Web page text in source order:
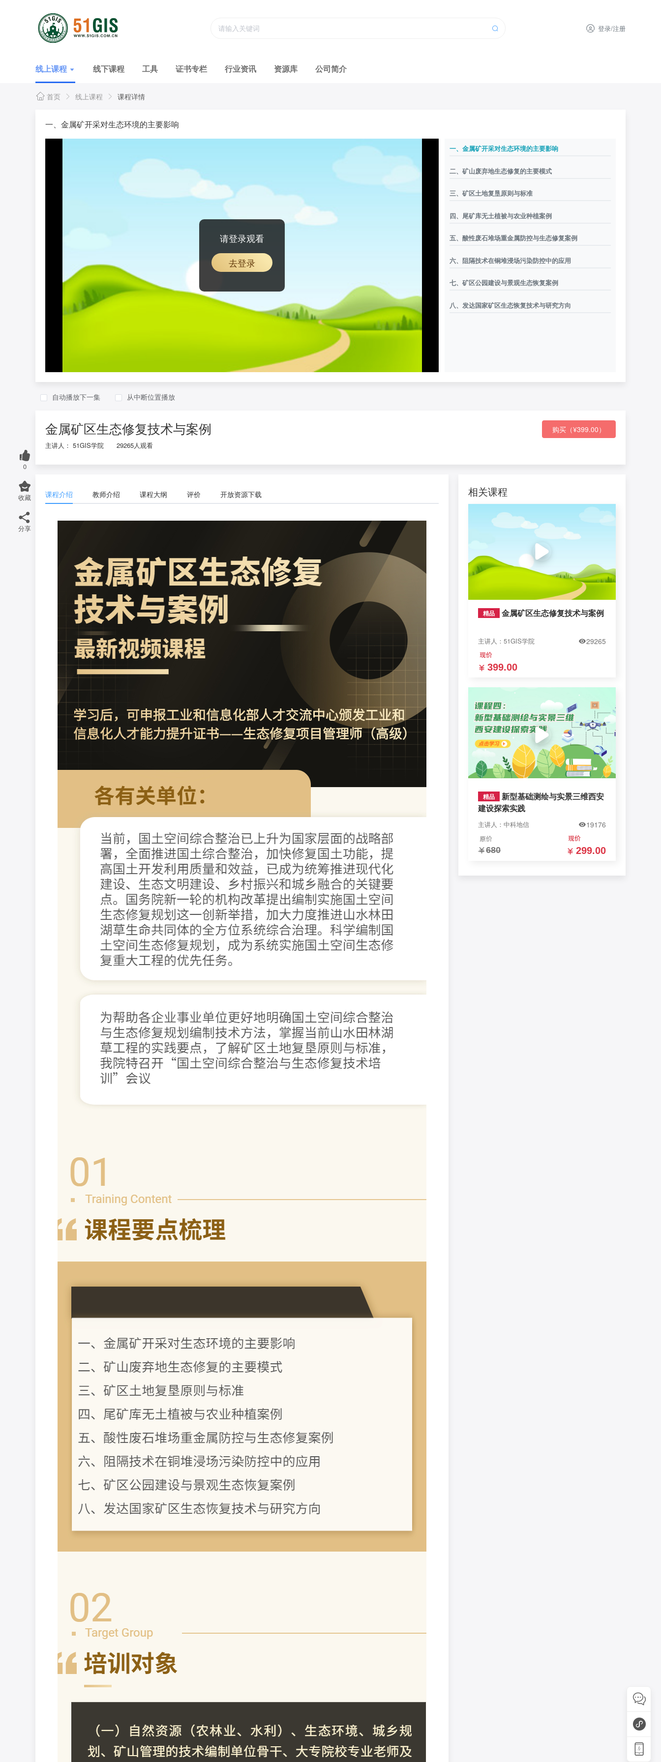
登录/注册
线上课程 线下课程 工具 证书专栏 行业资讯 资源库 公司简介
首页 线上课程 课程详情
0
收藏
分享
一、金属矿开采对生态环境的主要影响
请登录观看
去登录
一、金属矿开采对生态环境的主要影响
二、矿山废弃地生态修复的主要模式
三、矿区土地复垦原则与标准
四、尾矿库无土植被与农业种植案例
五、酸性废石堆场重金属防控与生态修复案例
六、阻隔技术在铜堆浸场污染防控中的应用
七、矿区公园建设与景观生态恢复案例
八、发达国家矿区生态恢复技术与研究方向
自动播放下一集 从中断位置播放
金属矿区生态修复技术与案例
主讲人： 51GIS学院 29265人观看
购买（¥399.00）
课程介绍 教师介绍 课程大纲 评价 开放资源下载 相关课程
精品 金属矿区生态修复技术与案例
主讲人：51GIS学院 29265
399.00
精品
新型基础测绘与实景三维西安
建设探索实践
主讲人：中科地信 19176
680 299.00